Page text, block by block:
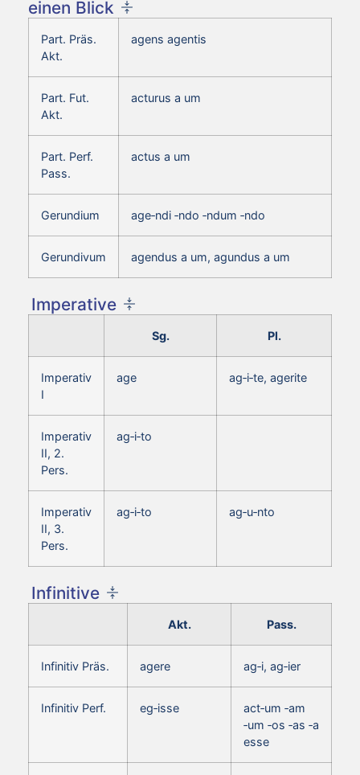
einen Blick
Part. Präs.
Akt.
agens agentis
Part. Fut.
Akt.
acturus a um
Part. Perf.
Pass.
actus a um
Gerundium age‑ndi ‑ndo ‑ndum ‑ndo
Gerundivum agendus a um, agundus a um
Imperative
Sg. Pl.
Imperativ
I
age ag‑i‑te, agerite
Imperativ
II, 2.
Pers.
ag‑i‑to
Imperativ
II, 3.
Pers.
ag‑i‑to ag‑u‑nto
Infinitive
Akt. Pass.
Infinitiv Präs. agere ag‑i, ag‑ier
Infinitiv Perf. eg‑isse
act‑um ‑am
‑um ‑os ‑as ‑a
esse